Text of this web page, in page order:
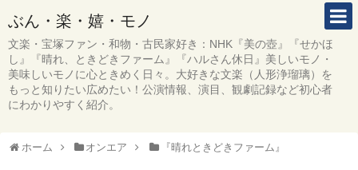
ぶん・楽・嬉・モノ
文楽・宝塚ファン・和物・古民家好き：NHK『美の壺』『せかほ
し』『晴れ、ときどきファーム』『ハルさん休日』美しいモノ・
美味しいモノに心ときめく日々。大好きな文楽（人形浄瑠璃）を
もっと知りたい広めたい！公演情報、演目、観劇記録など初心者
にわかりやすく紹介。
ホーム オンエア 『晴れときどきファーム』